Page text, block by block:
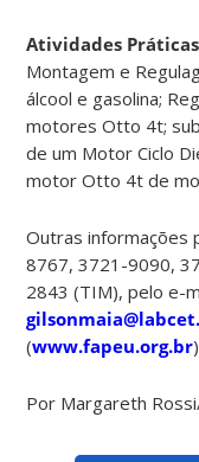
Atividades
Montagem e
álcool e gasolina;
motores Otto 4t;
de um Motor Ciclo
motor Otto 4t de
Outras informações
8767, 3721-9090,
2843 (TIM), pelo e-
(www.fapeu.org.br
Por Margareth